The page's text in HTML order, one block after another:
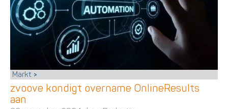
Markt
zvoove kondigt overname OnlineResults
aan